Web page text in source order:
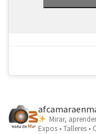
Mirar,
Expos • Talleres •